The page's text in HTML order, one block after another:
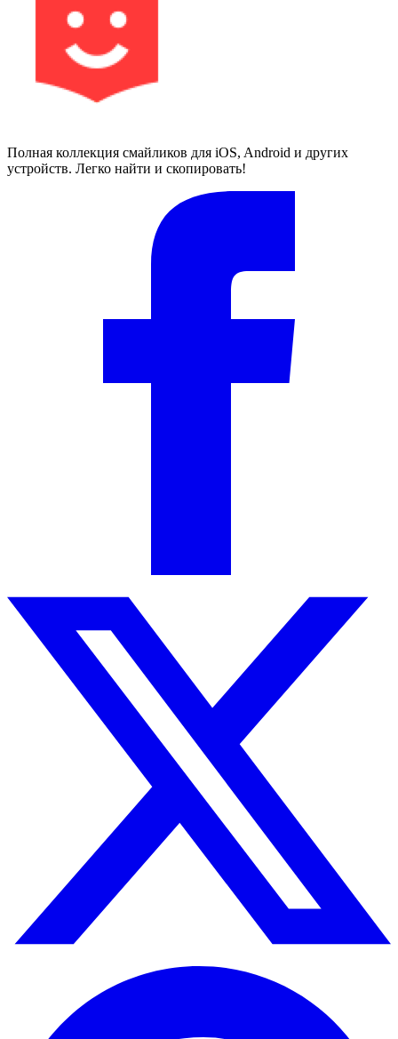
Полная коллекция смайликов для iOS, Android и других
устройств. Легко найти и скопировать!